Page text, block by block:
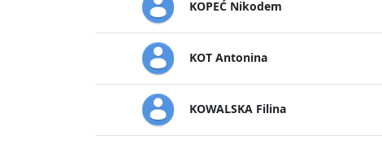
KOPEĆ Nikodem
KOT Antonina
KOWALSKA Filina